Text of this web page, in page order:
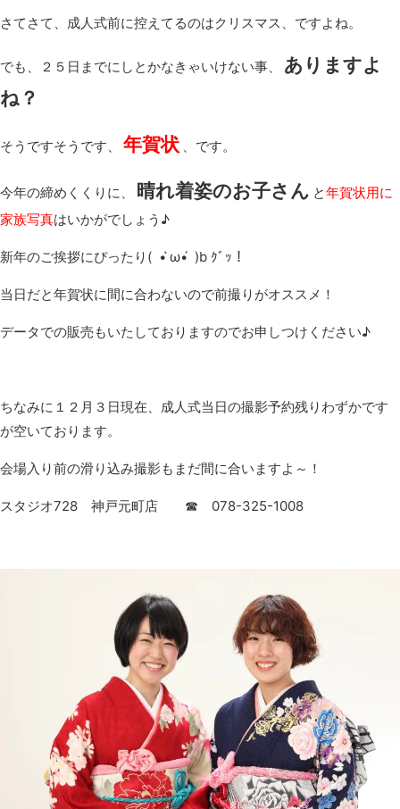
さてさて、成人式前に控えてるのはクリスマス、ですよね。
でも、２５日までにしとかなきゃいけない事、
ありますよ
ね？
そうですそうです、 年賀状 、です。
今年の締めくくりに、 晴れ着姿のお子さん と年賀状用に
家族写真はいかがでしょう♪
新年のご挨拶にぴったり( • ̀ω•́ )b ｸﾞｯ！
当日だと年賀状に間に合わないので前撮りがオススメ！
データでの販売もいたしておりますのでお申しつけください♪
ちなみに１２月３日現在、成人式当日の撮影予約残りわずかです
が空いております。
会場入り前の滑り込み撮影もまだ間に合いますよ～！
スタジオ728 神戸元町店 ☎ 078-325-1008